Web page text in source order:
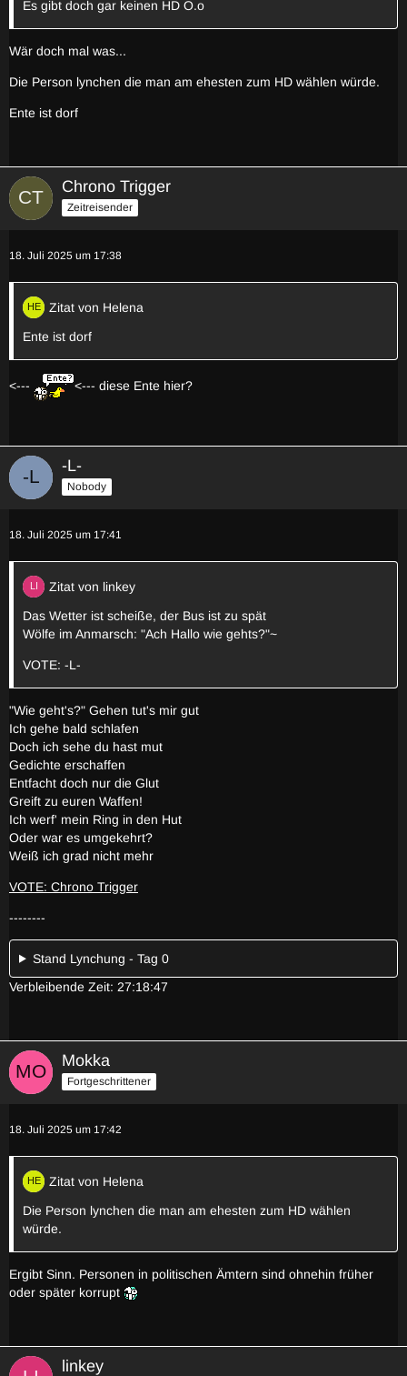
Es gibt doch gar keinen HD O.o
Wär doch mal was...
Die Person lynchen die man am ehesten zum HD wählen würde.
Ente ist dorf
Chrono Trigger
Zeitreisender
18. Juli 2025 um 17:38
Zitat von Helena
Ente ist dorf
<--- <--- diese Ente hier?
-L-
Nobody
18. Juli 2025 um 17:41
Zitat von linkey
Das Wetter ist scheiße, der Bus ist zu spät
Wölfe im Anmarsch: "Ach Hallo wie gehts?"~
VOTE: -L-
"Wie geht's?" Gehen tut's mir gut
Ich gehe bald schlafen
Doch ich sehe du hast mut
Gedichte erschaffen
Entfacht doch nur die Glut
Greift zu euren Waffen!
Ich werf' mein Ring in den Hut
Oder war es umgekehrt?
Weiß ich grad nicht mehr
VOTE: Chrono Trigger
--------
Stand Lynchung - Tag 0
Verbleibende Zeit: 27:18:47
Mokka
Fortgeschrittener
18. Juli 2025 um 17:42
Zitat von Helena
Die Person lynchen die man am ehesten zum HD wählen
würde.
Ergibt Sinn. Personen in politischen Ämtern sind ohnehin früher
oder später korrupt
linkey